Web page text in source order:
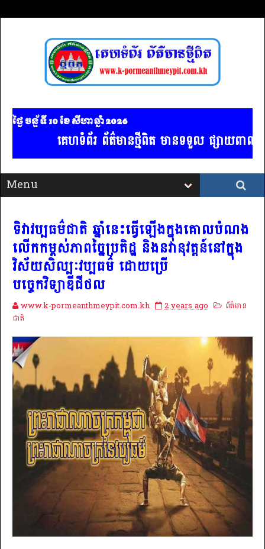
ថ្ងៃ ចន្ទ័ ទី 10​ ខែ សីហា ឆ្នាំ 2026
គេហទំព័រ ព័ត៌មានថ្មីពិត មានទទួល ផ្សាយពា
ទិវាវប្បធម៌ជាតិ ឆ្នាំនេះធ្វើឡើងក្នុងគោលបំណង
លើកកម្ពស់ភាពច្នៃប្រតិដ្ឋ និងនវានុវត្តន៍នៅក្នុង
វិស័យសិល្បៈវប្បធម៌ ដោយប្រើ
បច្ចេកវិទ្យាឌីជីថល
www.k-pormeanthmeypit.com.kh 2 years ago
ព័ត៌មាន
ជាតិ